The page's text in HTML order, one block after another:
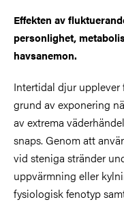
Effekten av
personlighet,
havsanemon.
Intertidal djur
grund av exponering
av extrema
snaps. Genom att
vid steniga stränder
uppvärmning eller
fysiologisk fenotyp